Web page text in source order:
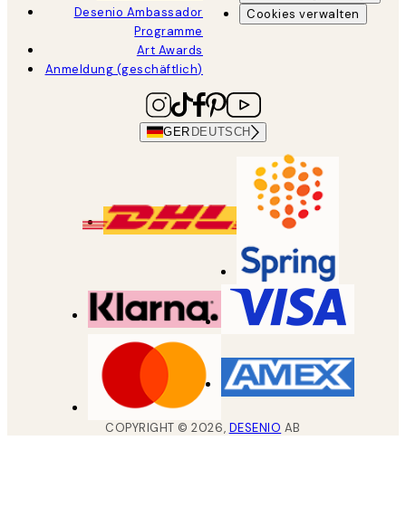
Desenio Ambassador
Programme
Art Awards
Anmeldung (geschäftlich)
Cookies verwalten
GER DEUTSCH
COPYRIGHT ©2026, DESENIO AB